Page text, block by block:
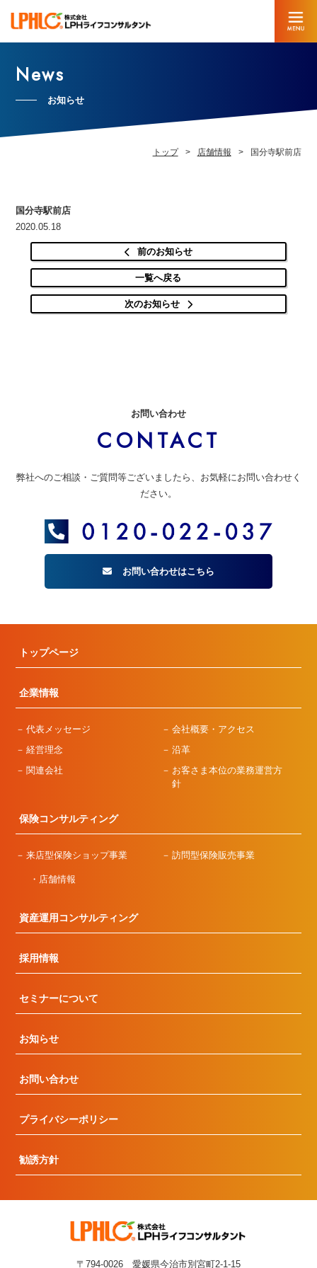
News
お知らせ
トップ 店舗情報 国分寺駅前店
国分寺駅前店
2020.05.18
前のお知らせ
一覧へ戻る
次のお知らせ
お問い合わせ
CONTACT
弊社へのご相談・ご質問等ございましたら、お気軽にお問い合わせく
ださい。
お問い合わせはこちら
トップページ
企業情報
代表メッセージ
会社概要・アクセス
経営理念
沿革
関連会社
お客さま本位の業務運営方
針
保険コンサルティング
来店型保険ショップ事業
店舗情報
訪問型保険販売事業
資産運用コンサルティング
採用情報
セミナーについて
お知らせ
お問い合わせ
プライバシーポリシー
勧誘方針
〒794-0026 愛媛県今治市別宮町2-1-15